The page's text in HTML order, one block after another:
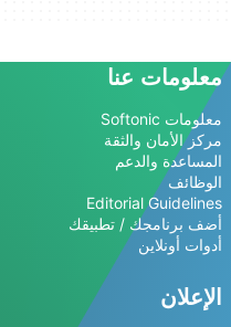
معلومات عنا
معلومات Softonic
مركز الأمان والثقة
المساعدة والدعم
الوظائف
Editorial Guidelines
أضف برنامجك / تطبيقك
أدوات أونلاين
الإعلان